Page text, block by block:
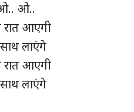
ओ..
रात आएगी
लाएंगे
रात आएगी
लाएंगे